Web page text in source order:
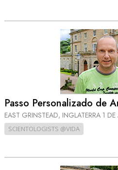
Passo Personalizado de
EAST GRINSTEAD, INGLATERRA 1
SCIENTOLOGISTS @VIDA